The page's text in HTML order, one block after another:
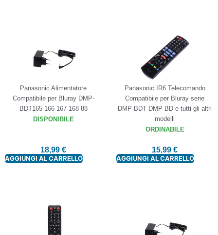
Panasonic Alimentatore
Compatibile per Bluray DMP-
BDT165-166-167-168-88
DISPONIBILE
18,99 €
AGGIUNGI AL CARRELLO
Panasonic IR6 Telecomando
Compatibile per Bluray serie
DMP-BDT DMP-BD e tutti gli altri
modelli
ORDINABILE
15,99 €
AGGIUNGI AL CARRELLO